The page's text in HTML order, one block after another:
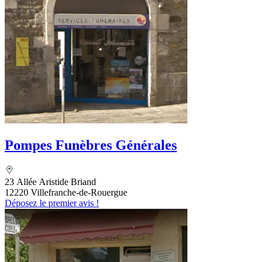
Pompes Funèbres Générales
23 Allée Aristide Briand
12220 Villefranche-de-Rouergue
Déposez le premier avis !